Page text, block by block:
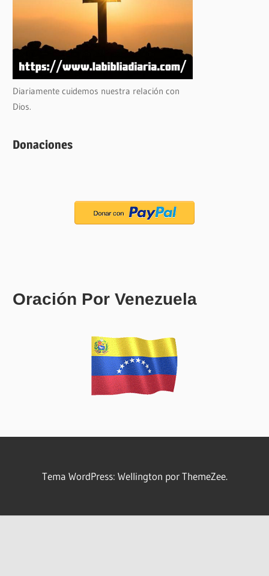
Diariamente cuidemos nuestra relación con
Dios.
Donaciones
Oración Por Venezuela
Tema WordPress: Wellington por ThemeZee.